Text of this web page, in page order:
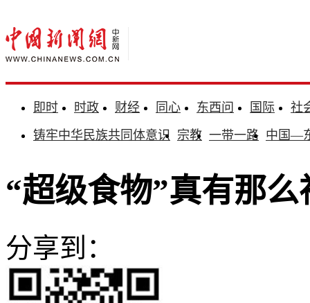
即时 时政 财经 同心 东西问 国际
社
铸牢中华民族共同体意识 宗教 一带一路 中国—
“超级食物”真有那
分享到：